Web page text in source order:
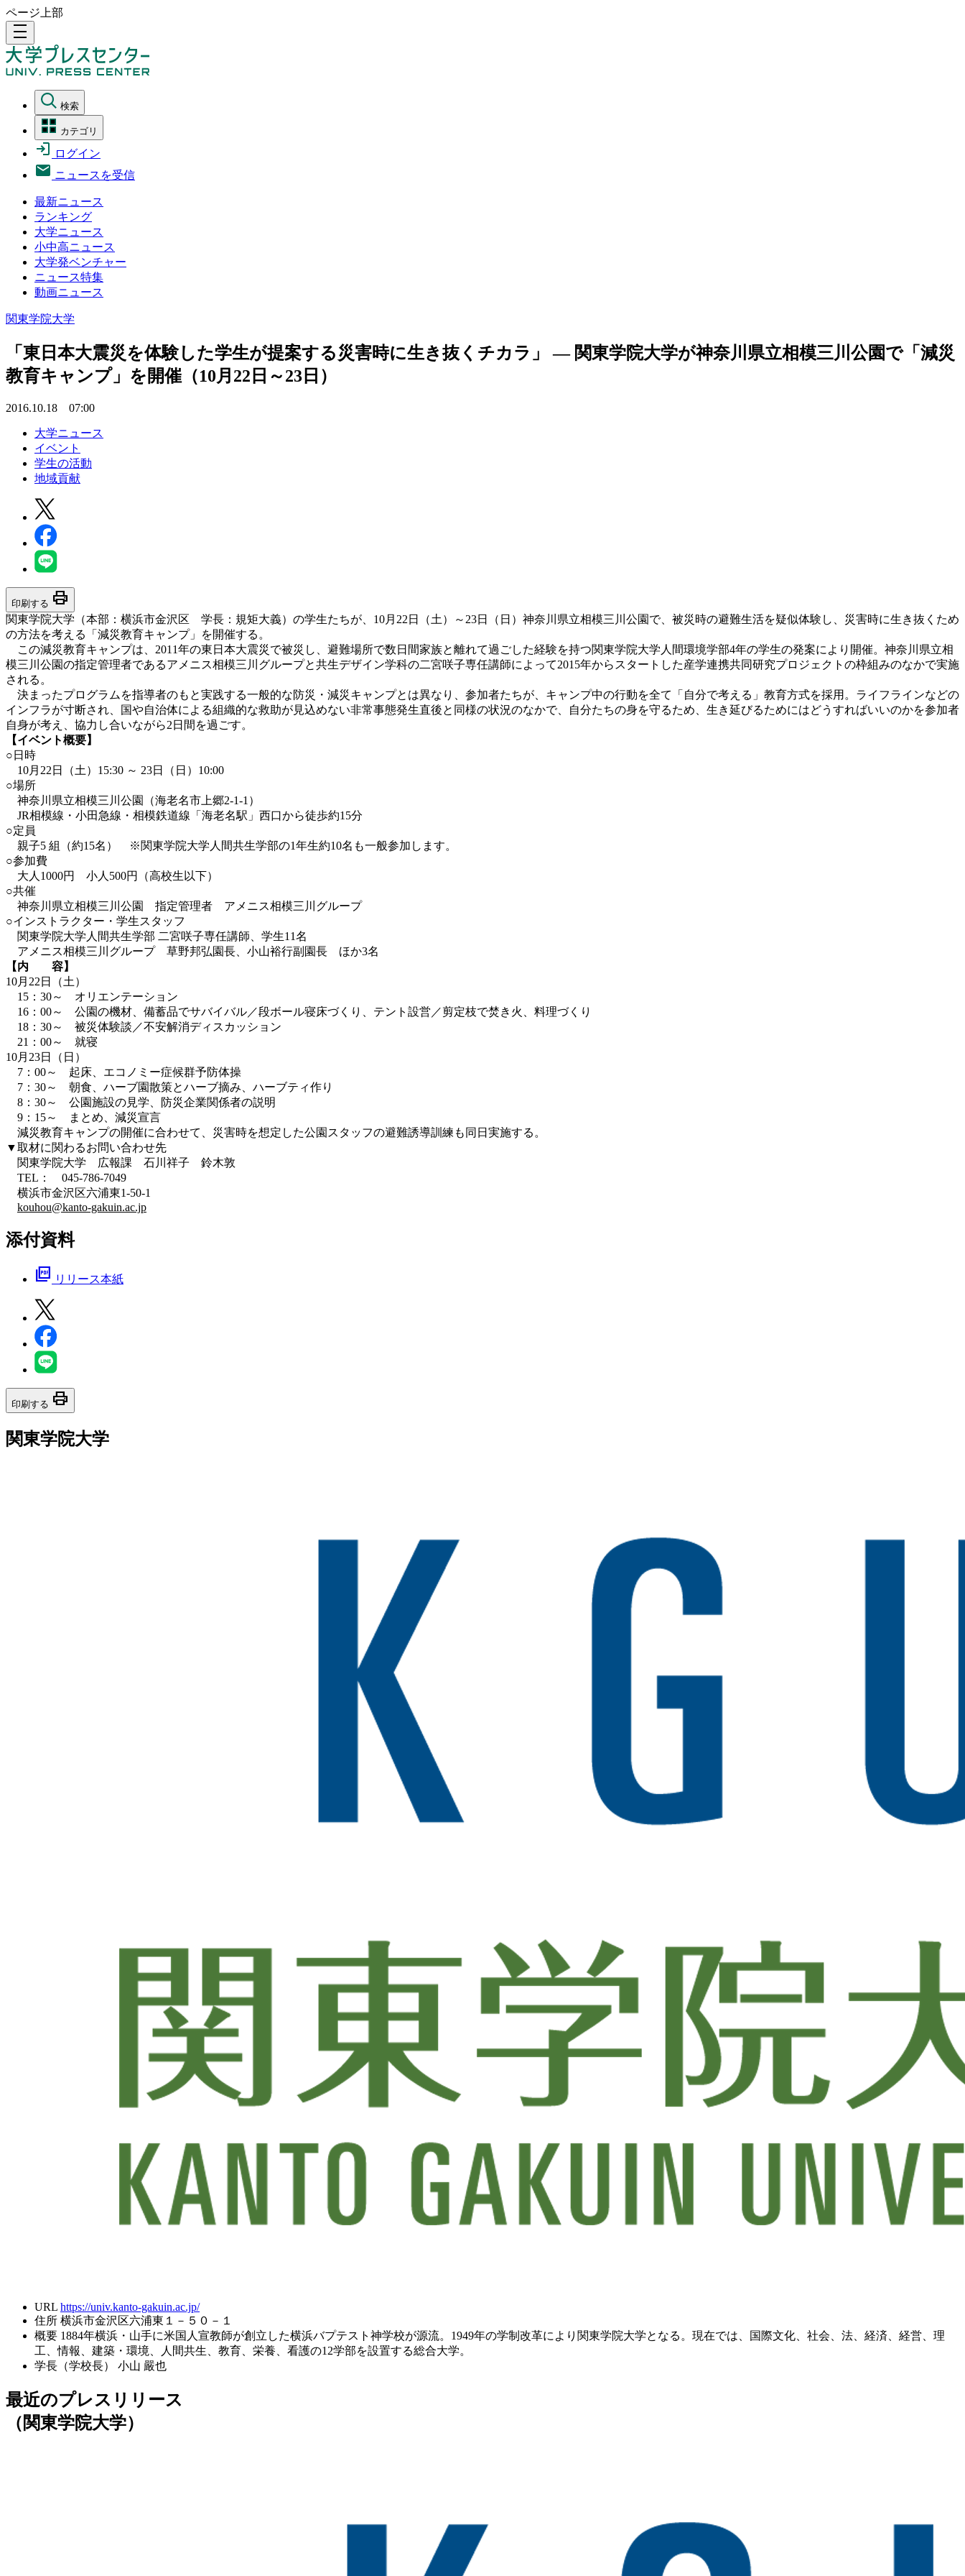
ページ上部
density_medium
検索
カテゴリ
ログイン
ニュースを受信
最新ニュース
ランキング
大学ニュース
小中高ニュース
大学発ベンチャー
ニュース特集
動画ニュース
関東学院大学
「東日本大震災を体験した学生が提案する災害時に生き抜くチカラ」 — 関東学院大学が神奈川県立相模三川公園で「減災
教育キャンプ」を開催（10月22日～23日）
2016.10.18 07:00
大学ニュース
イベント
学生の活動
地域貢献
印刷する print
関東学院大学（本部：横浜市金沢区 学長：規矩大義）の学生たちが、10月22日（土）～23日（日）神奈川県立相模三川公園で、被災時の避難生活を疑似体験し、災害時に生き抜くため
の方法を考える「減災教育キャンプ」を開催する。
この減災教育キャンプは、2011年の東日本大震災で被災し、避難場所で数日間家族と離れて過ごした経験を持つ関東学院大学人間環境学部4年の学生の発案により開催。神奈川県立相
模三川公園の指定管理者であるアメニス相模三川グループと共生デザイン学科の二宮咲子専任講師によって2015年からスタートした産学連携共同研究プロジェクトの枠組みのなかで実施
される。
決まったプログラムを指導者のもと実践する一般的な防災・減災キャンプとは異なり、参加者たちが、キャンプ中の行動を全て「自分で考える」教育方式を採用。ライフラインなどの
インフラが寸断され、国や自治体による組織的な救助が見込めない非常事態発生直後と同様の状況のなかで、自分たちの身を守るため、生き延びるためにはどうすればいいのかを参加者
自身が考え、協力し合いながら2日間を過ごす。
【イベント概要】
○日時
10月22日（土）15:30 ～ 23日（日）10:00
○場所
神奈川県立相模三川公園（海老名市上郷2-1-1）
JR相模線・小田急線・相模鉄道線「海老名駅」西口から徒歩約15分
○定員
親子5 組（約15名） ※関東学院大学人間共生学部の1年生約10名も一般参加します。
○参加費
大人1000円 小人500円（高校生以下）
○共催
神奈川県立相模三川公園 指定管理者 アメニス相模三川グループ
○インストラクター・学生スタッフ
関東学院大学人間共生学部 二宮咲子専任講師、学生11名
アメニス相模三川グループ 草野邦弘園長、小山裕行副園長 ほか3名
【内 容】
10月22日（土）
15：30～ オリエンテーション
16：00～ 公園の機材、備蓄品でサバイバル／段ボール寝床づくり、テント設営／剪定枝で焚き火、料理づくり
18：30～ 被災体験談／不安解消ディスカッション
21：00～ 就寝
10月23日（日）
7：00～ 起床、エコノミー症候群予防体操
7：30～ 朝食、ハーブ園散策とハーブ摘み、ハーブティ作り
8：30～ 公園施設の見学、防災企業関係者の説明
9：15～ まとめ、減災宣言
減災教育キャンプの開催に合わせて、災害時を想定した公園スタッフの避難誘導訓練も同日実施する。
▼取材に関わるお問い合わせ先
関東学院大学 広報課 石川祥子 鈴木敦
TEL： 045-786-7049
横浜市金沢区六浦東1-50-1
kouhou@kanto-gakuin.ac.jp
添付資料
picture_as_pdf リリース本紙
印刷する print
関東学院大学
URL https://univ.kanto-gakuin.ac.jp/
住所 横浜市金沢区六浦東１－５０－１
概要 1884年横浜・山手に米国人宣教師が創立した横浜バプテスト神学校が源流。1949年の学制改革により関東学院大学となる。現在では、国際文化、社会、法、経済、経営、理
工、情報、建築・環境、人間共生、教育、栄養、看護の12学部を設置する総合大学。
学長（学校長）
小山 嚴也
最近のプレスリリース
（関東学院大学）